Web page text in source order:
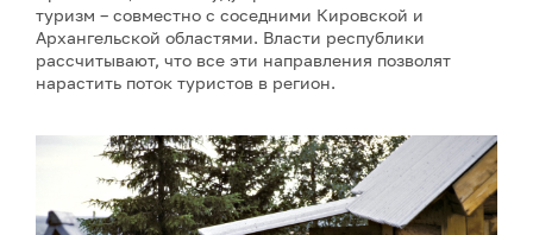
туризм – совместно с соседними Кировской и
Архангельской областями. Власти республики
рассчитывают, что все эти направления позволят
нарастить поток туристов в регион.